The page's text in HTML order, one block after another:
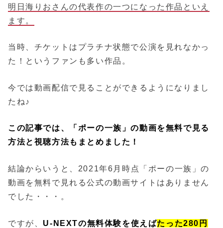
明日海りおさんの代表作の一つになった作品といえ
ます。
当時、チケットはプラチナ状態で公演を見れなかっ
た！というファンも多い作品。
今では動画配信で見ることができるようになりまし
たね♪
この記事では、「ポーの一族」の動画を無料で見る
方法と視聴方法もまとめました！
結論からいうと、2021年6月時点「ポーの一族」の
動画を無料で見れる公式の動画サイトはありません
でした・・・。
ですが、 U-NEXTの無料体験を使えばたった280円